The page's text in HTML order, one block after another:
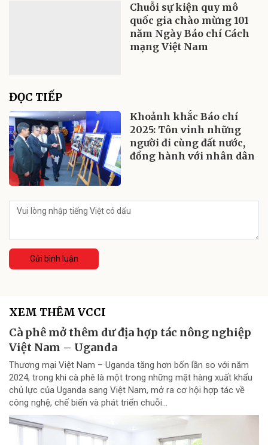
Chuỗi sự kiện quy mô
quốc gia chào mừng 101
năm Ngày Báo chí Cách
mạng Việt Nam
ĐỌC TIẾP
Khoảnh khắc Báo chí
2025: Tôn vinh những
người đi cùng đất nước,
đồng hành với nhân dân
Gửi bình luận
XEM THÊM VCCI
Cà phê mở thêm dư địa hợp tác nông nghiệp
Việt Nam – Uganda
Thương mại Việt Nam – Uganda tăng hơn bốn lần so với năm
2024, trong khi cà phê là một trong những mặt hàng xuất khẩu
chủ lực của Uganda sang Việt Nam, mở ra cơ hội hợp tác về
công nghệ, chế biến và phát triển chuỗi...